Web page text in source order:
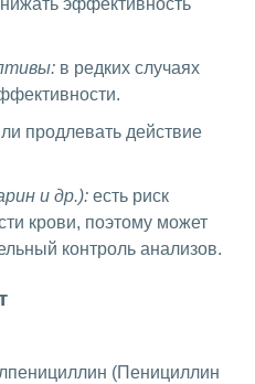
эффективность
в редких случаях
продлевать действие
и др.): есть риск
крови, поэтому может
контроль анализов.
(Пенициллин